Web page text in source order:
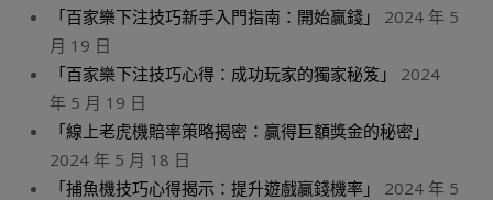
「百家樂下注技巧新手入門指南：開始贏錢」
2024 年 5
月 19 日
「百家樂下注技巧心得：成功玩家的獨家秘笈」
2024
年 5 月 19 日
「線上老虎機賠率策略揭密：贏得巨額獎金的秘密」
2024 年 5 月 18 日
「捕魚機技巧心得揭示：提升遊戲贏錢機率」
2024 年 5